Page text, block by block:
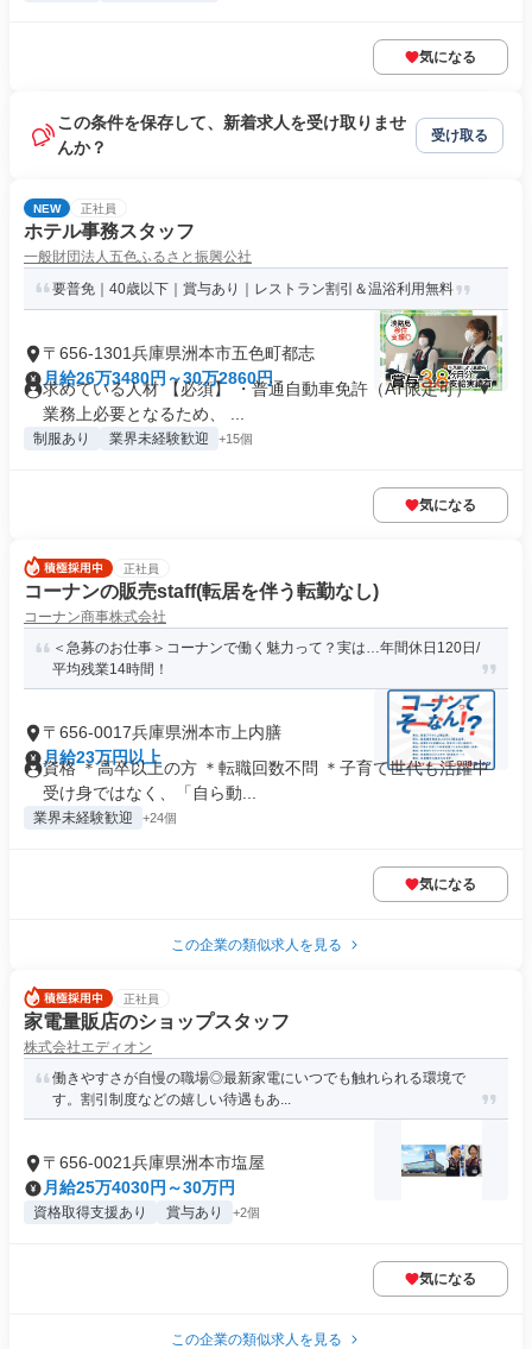
気になる
この条件を保存して、新着求人を受け取りませ
んか？
受け取る
NEW 正社員
ホテル事務スタッフ
一般財団法人五色ふるさと振興公社
要普免｜40歳以下｜賞与あり｜レストラン割引＆温浴利用無料
〒656-1301兵庫県洲本市五色町都志
月給26万3480円～30万2860円
求めている人材 【必須】 ・普通自動車免許（AT限定可） ▼
業務上必要となるため、 ...
制服あり 業界未経験歓迎 +15個
気になる
正社員
コーナンの販売staff(転居を伴う転勤なし)
コーナン商事株式会社
＜急募のお仕事＞コーナンで働く魅力って？実は…年間休日120日/
平均残業14時間！
〒656-0017兵庫県洲本市上内膳
月給23万円以上
資格 ＊高卒以上の方 ＊転職回数不問 ＊子育て世代も活躍中
受け身ではなく、「自ら動...
業界未経験歓迎 +24個
気になる
この企業の類似求人を見る
正社員
家電量販店のショップスタッフ
株式会社エディオン
働きやすさが自慢の職場◎最新家電にいつでも触れられる環境で
す。割引制度などの嬉しい待遇もあ...
〒656-0021兵庫県洲本市塩屋
月給25万4030円～30万円
資格取得支援あり 賞与あり +2個
気になる
この企業の類似求人を見る